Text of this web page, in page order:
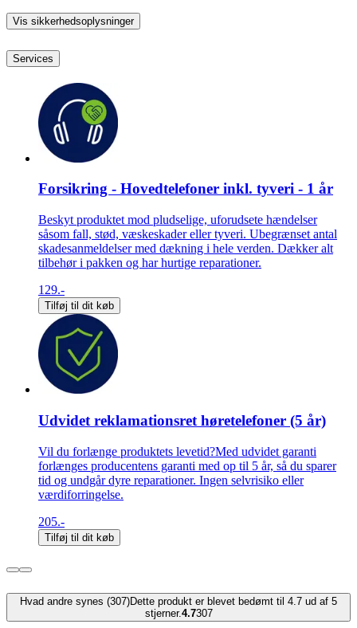
Vis sikkerhedsoplysninger
Services
Forsikring - Hovedtelefoner inkl. tyveri - 1 år
Beskyt produktet mod pludselige, uforudsete hændelser
såsom fall, stød, væskeskader eller tyveri. Ubegrænset antal
skadesanmeldelser med dækning i hele verden. Dækker alt
tilbehør i pakken og har hurtige reparationer.
129.-
Tilføj til dit køb
Udvidet reklamationsret høretelefoner (5 år)
Vil du forlænge produktets levetid?Med udvidet garanti
forlænges producentens garanti med op til 5 år, så du sparer
tid og undgår dyre reparationer. Ingen selvrisiko eller
værdiforringelse.
205.-
Tilføj til dit køb
Hvad andre synes (307)Dette produkt er blevet bedømt til 4.7 ud af 5
stjerner.4.7307